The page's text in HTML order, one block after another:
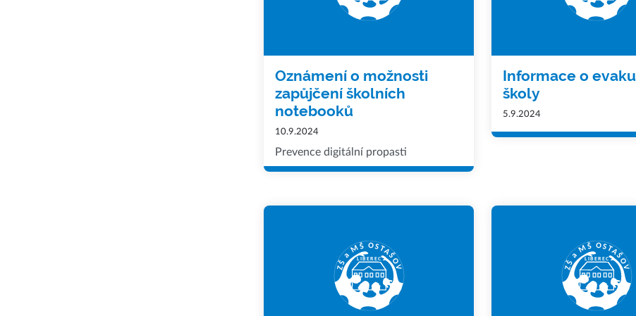
Oznámení o možnosti
zapůjčení školních
notebooků
10.9.2024
Prevence digitální propasti
Informace o
školy
5.9.2024